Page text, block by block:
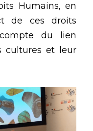
Humains, en
de ces droits
du lien
cultures et leur